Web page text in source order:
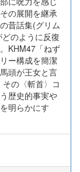
の展開を継承
昔話集(グリム
のように反復
KHM47「ねず
ー構成を簡潔
頭が王女と言
の〈斬首〉コ
歴史的事実や
明らかにす